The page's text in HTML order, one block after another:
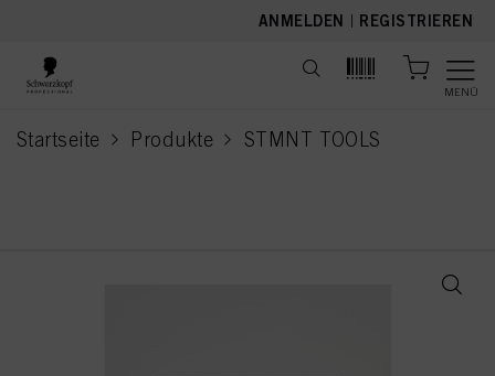
ANMELDEN | REGISTRIEREN
MENÜ
Startseite Produkte STMNT TOOLS
current page